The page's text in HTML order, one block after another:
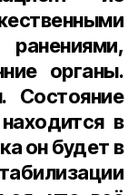
органы.
Состояние
в
он будет в